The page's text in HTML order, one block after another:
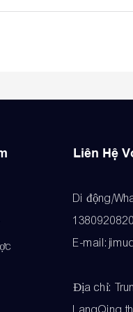
Liên Hệ
Di động/
E-
Địa chỉ: